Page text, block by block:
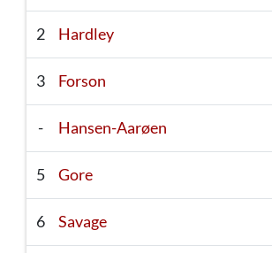
2 Hardley
3 Forson
- Hansen-Aarøen
5 Gore
6 Savage